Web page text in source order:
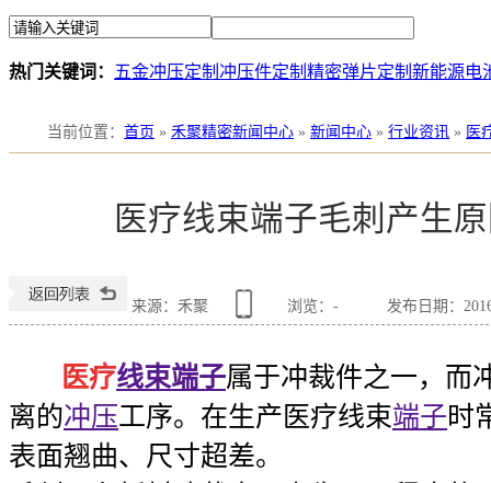
热门关键词： 五金冲压定制 冲压件定制 精密弹片定制 新能源电
当前位置 ： 首页 » 禾聚精密新闻中心 » 新闻中心 » 行业资讯 » 医
医疗线束端子毛刺产生
来源：禾聚 浏览： - 发布日期：
医疗线束端子属于冲裁件之一，而
离的冲压工序。在生产医疗线束端子时
表面翘曲、尺寸超差。